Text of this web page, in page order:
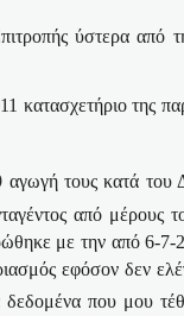
ύστερα από
κατασχετήριο της
τους κατά του
από μέρους
με την από 6-
εφόσον δεν
που μου